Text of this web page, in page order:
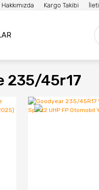
Hakkımızda Kargo Takibi
235/45r17